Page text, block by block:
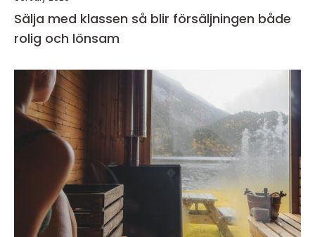
Sälja med klassen så blir försäljningen både
rolig och lönsam